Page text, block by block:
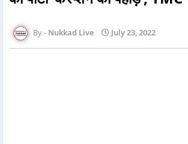
Nukkad Live July 23, 2022